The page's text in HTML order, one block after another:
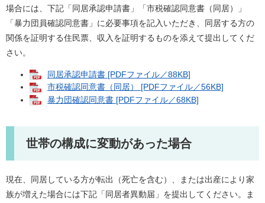
場合には、下記「同居承認申請書」「市税確認同意書（同居）」
「暴力団員確認同意書」に必要事項を記入いただき、同居する方の
関係を証明する住民票、収入を証明するものを添えて提出してくだ
さい。
同居承認申請書 [PDFファイル／88KB]
市税確認同意書（同居） [PDFファイル／56KB]
暴力団確認同意書 [PDFファイル／68KB]
世帯の構成に変動があった場合
現在、同居している方が転出（死亡を含む）、または出産により家
族が増えた場合には下記「同居者異動届」を提出してください。ま